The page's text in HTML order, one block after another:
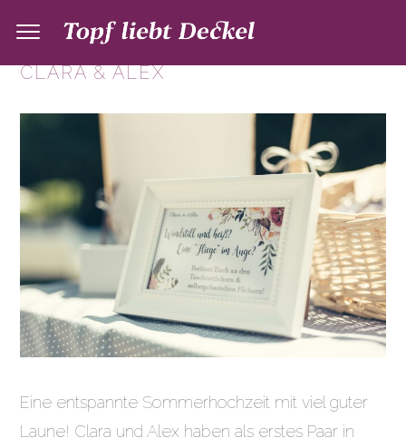
HOCHZEITSREPORTAGE VON
CLARA & ALEX
Eine entspannte Sommerhochzeit mit viel guter
Laune! Clara und Alex haben als erstes Paar in